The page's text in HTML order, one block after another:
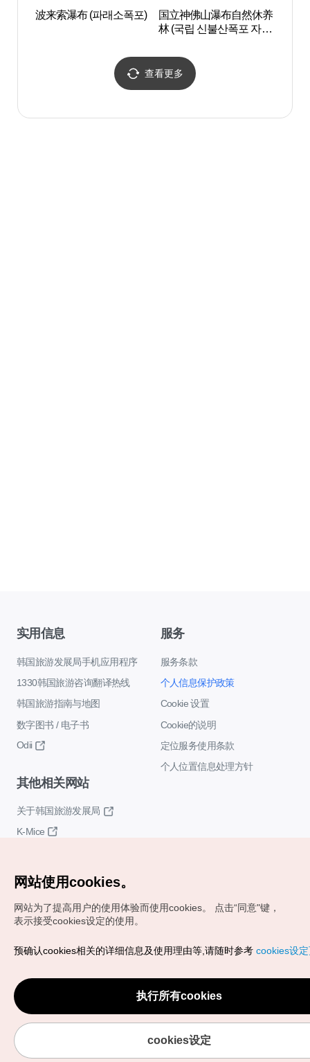
波来索瀑布 (파래소폭포)
国立神佛山瀑布自然休养
林 (국립 신불산폭포 자연
查看更多
实用信息
韩国旅游发展局手机应用程序
1330韩国旅游咨询翻译热线
韩国旅游指南与地图
数字图书 / 电子书
Odii
服务
服务条款
个人信息保护政策
Cookie 设置
Cookie的说明
定位服务使用条款
个人位置信息处理方针
其他相关网站
关于韩国旅游发展局
K-Mice
Copyrights (c) 韩国旅游发展局版权所有
VISITKOREA官方邮箱
chnsim@knto.or.kr
网站使用cookies。
网站为了提高用户的使用体验而使用cookies。
点击“同意"键，
表示接受cookies设定的使用。
预确认cookies相关的详细信息及使用理由等,请随时参考 cookies设
执行所有cookies
cookies设定